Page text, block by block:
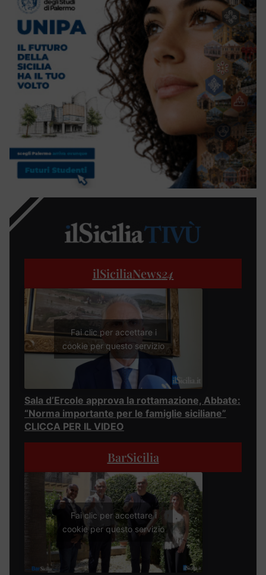
ilSiciliaNews24
Fai clic per accettare i
cookie per questo servizio
Sala d’Ercole approva la rottamazione, Abbate:
“Norma importante per le famiglie siciliane”
CLICCA PER IL VIDEO
BarSicilia
Fai clic per accettare i
cookie per questo servizio